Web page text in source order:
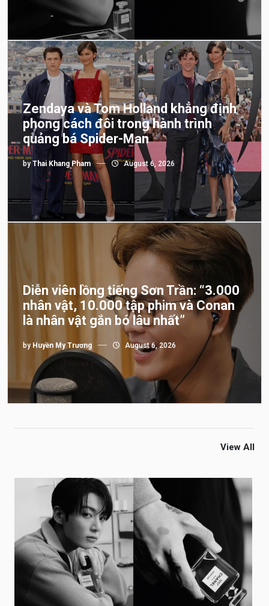
Zendaya và Tom Holland khẳng định
phong cách đôi trong hành trình
quảng bá Spider-Man
by Thai Khang Pham August 6, 2026
Diễn viên lồng tiếng Sơn Trần: “3.000
nhân vật, 10.000 tập phim và Conan
là nhân vật gắn bó lâu nhất”
by Huyền My Trương August 6, 2026
View All